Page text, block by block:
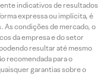
indicativos de resultados
expressa ou implícita, é
As condições de mercado, o
da empresa e do setor
resultar até mesmo
recomendada para o
garantias sobre o